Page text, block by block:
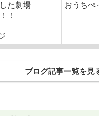
た劇場
！
おうちぺ
ブログ記事一覧を見